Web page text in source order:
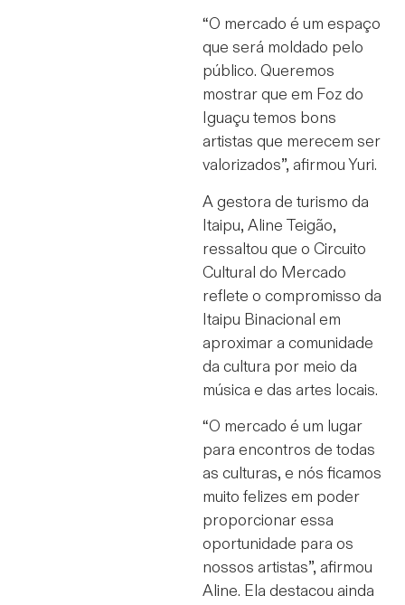
“O mercado é um espaço
que será moldado pelo
público. Queremos
mostrar que em Foz do
Iguaçu temos bons
artistas que merecem ser
valorizados”, afirmou Yuri.
A gestora de turismo da
Itaipu, Aline Teigão,
ressaltou que o Circuito
Cultural do Mercado
reflete o compromisso da
Itaipu Binacional em
aproximar a comunidade
da cultura por meio da
música e das artes locais.
“O mercado é um lugar
para encontros de todas
as culturas, e nós ficamos
muito felizes em poder
proporcionar essa
oportunidade para os
nossos artistas”, afirmou
Aline. Ela destacou ainda